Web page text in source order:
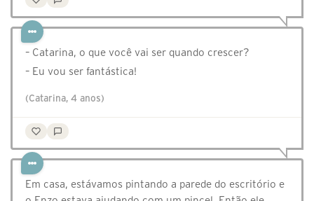
– Catarina, o que você vai ser quando crescer?
– Eu vou ser fantástica!
(Catarina, 4 anos)
Em casa, estávamos pintando a parede do escritório e